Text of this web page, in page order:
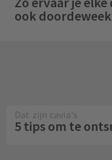
ook
Dat zijn cavia's
5 tips om te